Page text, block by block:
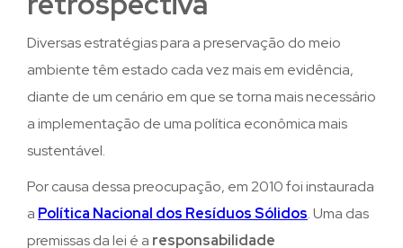
Diversas estratégias para a preservação do meio
ambiente têm estado cada vez mais em evidência,
diante de um cenário em que se torna mais necessário
a implementação de uma política econômica mais
sustentável.
Por causa dessa preocupação, em 2010 foi instaurada
a Política Nacional dos Resíduos Sólidos. Uma das
premissas da lei é a responsabilidade